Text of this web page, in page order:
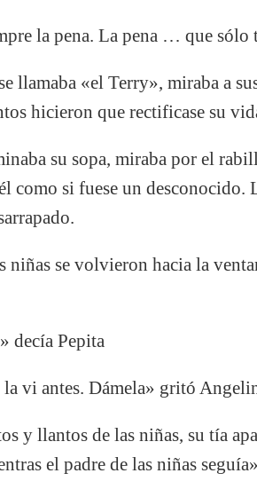
la pena. La pena … que sólo
llamaba «el Terry», miraba a
hicieron que rectificase su
su sopa, miraba por el
como si fuese un desconocido.
niñas se volvieron hacia la
decía Pepita
vi antes. Dámela» gritó
y llantos de las niñas, su tía
el padre de las niñas